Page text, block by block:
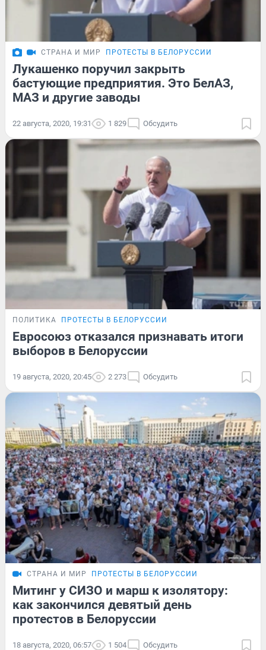
СТРАНА И МИР ПРОТЕСТЫ В БЕЛОРУССИИ
Лукашенко поручил закрыть
бастующие предприятия. Это БелАЗ,
МАЗ и другие заводы
22 августа, 2020, 19:31 1 829 Обсудить
ПОЛИТИКА ПРОТЕСТЫ В БЕЛОРУССИИ
Евросоюз отказался признавать итоги
выборов в Белоруссии
19 августа, 2020, 20:45 2 273 Обсудить
СТРАНА И МИР ПРОТЕСТЫ В БЕЛОРУССИИ
Митинг у СИЗО и марш к изолятору:
как закончился девятый день
протестов в Белоруссии
18 августа, 2020, 06:57 1 504 Обсудить